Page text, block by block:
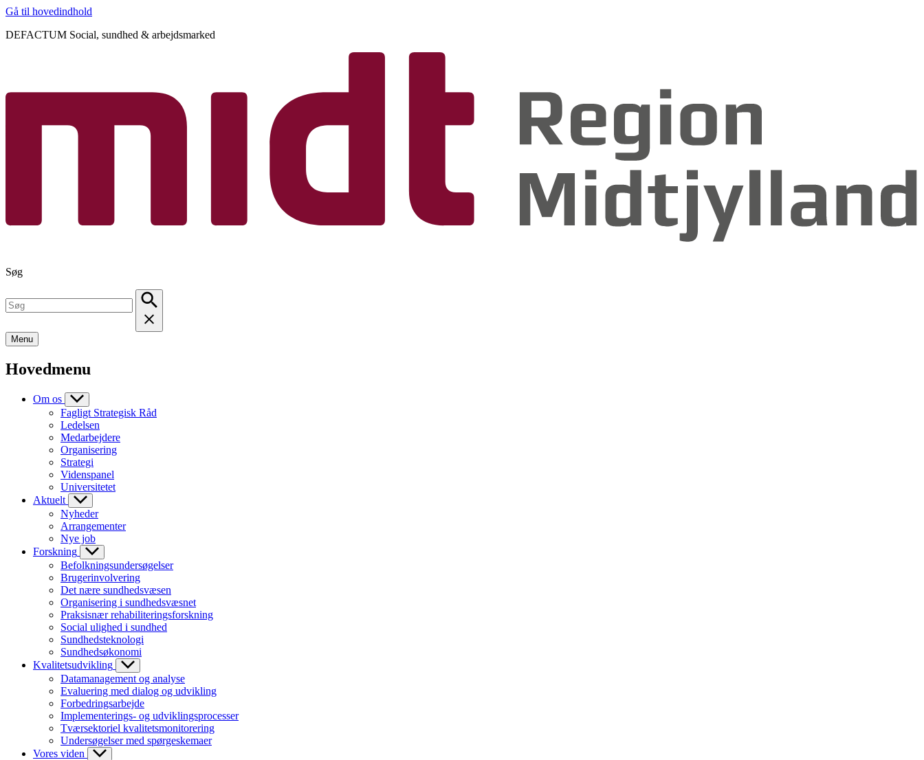
Gå til hovedindhold
DEFACTUM Social, sundhed & arbejdsmarked
Søg
Menu
Hovedmenu
Om os
Fagligt Strategisk Råd
Ledelsen
Medarbejdere
Organisering
Strategi
Videnspanel
Universitetet
Aktuelt
Nyheder
Arrangementer
Nye job
Forskning
Befolkningsundersøgelser
Brugerinvolvering
Det nære sundhedsvæsen
Organisering i sundhedsvæsnet
Praksisnær rehabiliteringsforskning
Social ulighed i sundhed
Sundhedsteknologi
Sundhedsøkonomi
Kvalitetsudvikling
Datamanagement og analyse
Evaluering med dialog og udvikling
Forbedringsarbejde
Implementerings- og udviklingsprocesser
Tværsektoriel kvalitetsmonitorering
Undersøgelser med spørgeskemaer
Vores viden